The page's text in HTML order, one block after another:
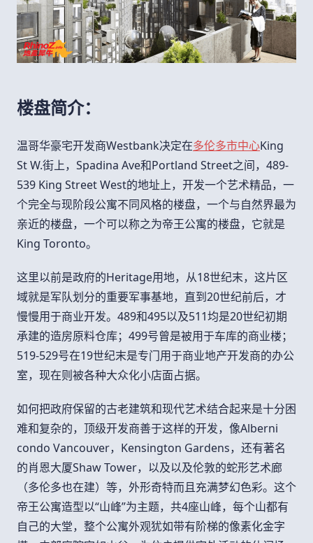
楼盘简介：
温哥华豪宅开发商Westbank决定在多伦多市中心King
St W.街上， Spadina Ave和Portland Street之间， 489-
539 King Street West的地址上，开发一个艺术精品，一
个完全与现阶段公寓不同风格的楼盘，一个与自然界最为
亲近的楼盘，一个可以称之为帝王公寓的楼盘，它就是
King Toronto。
这里以前是政府的Heritage用地，从18世纪末，这片区
域就是军队划分的重要军事基地，直到20世纪前后，才
慢慢用于商业开发。 489和495以及511均是20世纪初期
承建的造房原料仓库； 499号曾是被用于车库的商业楼；
519-529号在19世纪末是专门用于商业地产开发商的办公
室，现在则被各种大众化小店面占据。
如何把政府保留的古老建筑和现代艺术结合起来是十分困
难和复杂的，顶级开发商善于这样的开发，像Alberni
condo Vancouver， Kensington Gardens，还有著名
的肖恩大厦Shaw Tower，以及以及伦敦的蛇形艺术廊
（多伦多也在建）等，外形奇特而且充满梦幻色彩。这个
帝王公寓造型以“山峰”为主题，共4座山峰，每个山都有
自己的大堂，整个公寓外观犹如带有阶梯的像素化金字